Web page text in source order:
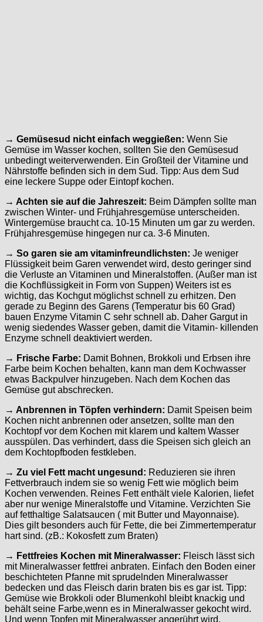
→ Gemüsesud nicht einfach weggießen: Wenn Sie
Gemüse im Wasser kochen, sollten Sie den Gemüsesud
unbedingt weiterverwenden. Ein Großteil der Vitamine und
Nährstoffe befinden sich in dem Sud. Tipp: Aus dem Sud
eine leckere Suppe oder Eintopf kochen.
→ Achten sie auf die Jahreszeit: Beim Dämpfen sollte man
zwischen Winter- und Frühjahresgemüse unterscheiden.
Wintergemüse braucht ca. 10-15 Minuten um gar zu werden.
Frühjahresgemüse hingegen nur ca. 3-6 Minuten.
→ So garen sie am vitaminfreundlichsten: Je weniger
Flüssigkeit beim Garen verwendet wird, desto geringer sind
die Verluste an Vitaminen und Mineralstoffen. (Außer man ist
die Kochflüssigkeit in Form von Suppen) Weiters ist es
wichtig, das Kochgut möglichst schnell zu erhitzen. Den
gerade zu Beginn des Garens (Temperatur bis 60 Grad)
bauen Enzyme Vitamin C sehr schnell ab. Daher Gargut in
wenig siedendes Wasser geben, damit die Vitamin- killenden
Enzyme schnell deaktiviert werden.
→ Frische Farbe: Damit Bohnen, Brokkoli und Erbsen ihre
Farbe beim Kochen behalten, kann man dem Kochwasser
etwas Backpulver hinzugeben. Nach dem Kochen das
Gemüse gut abschrecken.
→ Anbrennen in Töpfen verhindern: Damit Speisen beim
Kochen nicht anbrennen oder ansetzen, sollte man den
Kochtopf vor dem Kochen mit klarem und kaltem Wasser
ausspülen. Das verhindert, dass die Speisen sich gleich an
dem Kochtopfboden festkleben.
→ Zu viel Fett macht ungesund: Reduzieren sie ihren
Fettverbrauch indem sie so wenig Fett wie möglich beim
Kochen verwenden. Reines Fett enthält viele Kalorien, liefet
aber nur wenige Mineralstoffe und Vitamine. Verzichten Sie
auf fetthaltige Salatsaucen ( mit Butter und Mayonnaise).
Dies gilt besonders auch für Fette, die bei Zimmertemperatur
hart sind. (zB.: Kokosfett zum Braten)
→ Fettfreies Kochen mit Mineralwasser: Fleisch lässt sich
mit Mineralwasser fettfrei anbraten. Einfach den Boden einer
beschichteten Pfanne mit sprudelnden Mineralwasser
bedecken und das Fleisch darin braten bis es gar ist. Tipp:
Gemüse wie Brokkoli oder Blumenkohl bleibt knackig und
behält seine Farbe,wenn es in Mineralwasser gekocht wird.
Und wenn Topfen mit Mineralwasser angerührt wird,